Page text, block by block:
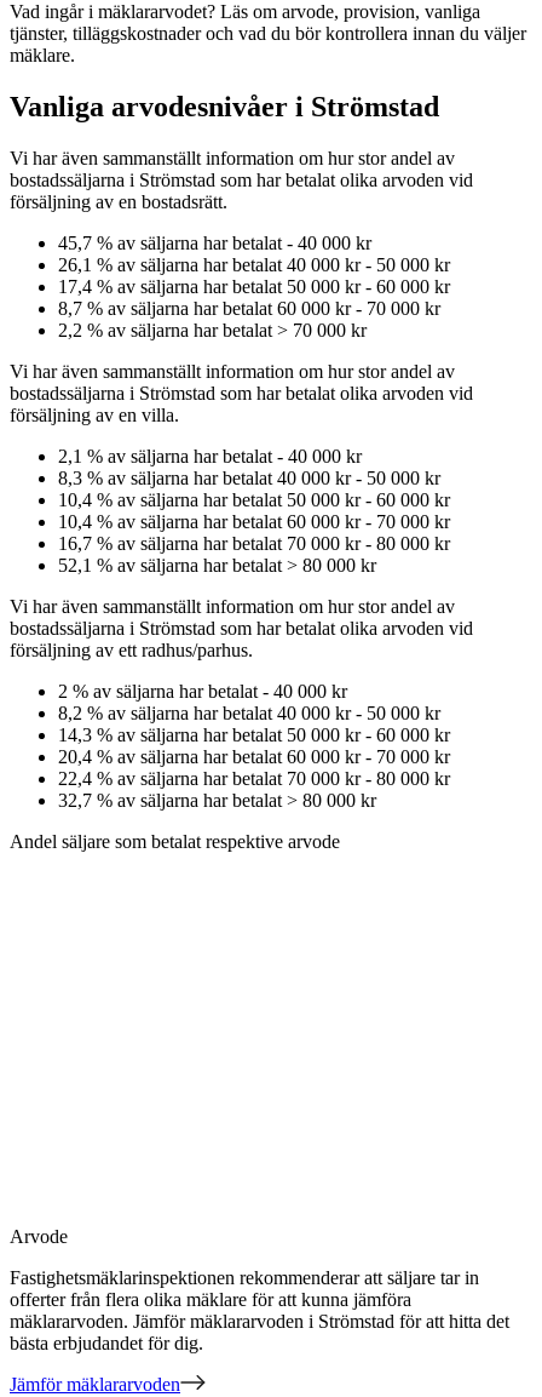
Vad ingår i mäklararvodet? Läs om arvode, provision, vanliga
tjänster, tilläggskostnader och vad du bör kontrollera innan du väljer
mäklare.
Vanliga arvodesnivåer i Strömstad
Vi har även sammanställt information om hur stor andel av
bostadssäljarna i Strömstad som har betalat olika arvoden vid
försäljning av en bostadsrätt.
45,7 % av säljarna har betalat - 40 000 kr
26,1 % av säljarna har betalat 40 000 kr- 50 000 kr
17,4 % av säljarna har betalat 50 000 kr- 60 000 kr
8,7 % av säljarna har betalat 60 000 kr- 70 000 kr
2,2 % av säljarna har betalat > 70 000 kr
Vi har även sammanställt information om hur stor andel av
bostadssäljarna i Strömstad som har betalat olika arvoden vid
försäljning av en villa.
2,1 % av säljarna har betalat - 40 000 kr
8,3 % av säljarna har betalat 40 000 kr- 50 000 kr
10,4 % av säljarna har betalat 50 000 kr- 60 000 kr
10,4 % av säljarna har betalat 60 000 kr- 70 000 kr
16,7 % av säljarna har betalat 70 000 kr- 80 000 kr
52,1 % av säljarna har betalat > 80 000 kr
Vi har även sammanställt information om hur stor andel av
bostadssäljarna i Strömstad som har betalat olika arvoden vid
försäljning av ett radhus/parhus.
2 % av säljarna har betalat - 40 000 kr
8,2 % av säljarna har betalat 40 000 kr- 50 000 kr
14,3 % av säljarna har betalat 50 000 kr- 60 000 kr
20,4 % av säljarna har betalat 60 000 kr- 70 000 kr
22,4 % av säljarna har betalat 70 000 kr- 80 000 kr
32,7 % av säljarna har betalat > 80 000 kr
Andel säljare som betalat respektive arvode
Arvode
Fastighetsmäklarinspektionen rekommenderar att säljare tar in
offerter från flera olika mäklare för att kunna jämföra
mäklararvoden. Jämför mäklararvoden i Strömstad för att hitta det
bästa erbjudandet för dig.
Jämför mäklararvoden